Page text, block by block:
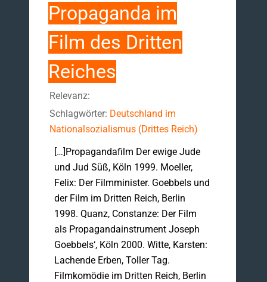
Propaganda im
Film des Dritten
Reiches
Relevanz:
Schlagwörter: Deutschland im
Nationalsozialismus (Drittes Reich)
[…]Propagandafilm Der ewige Jude
und Jud Süß, Köln 1999. Moeller,
Felix: Der Filmminister. Goebbels und
der Film im Dritten Reich, Berlin
1998. Quanz, Constanze: Der Film
als Propagandainstrument Joseph
Goebbels‘, Köln 2000. Witte, Karsten:
Lachende Erben, Toller Tag.
Filmkomödie im Dritten Reich, Berlin